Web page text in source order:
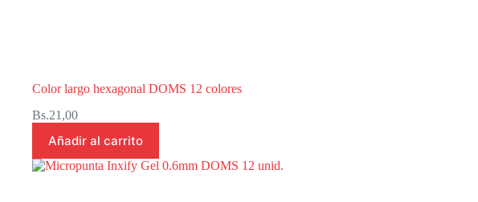
Color largo hexagonal DOMS 12 colores
Bs.21,00
Añadir al carrito